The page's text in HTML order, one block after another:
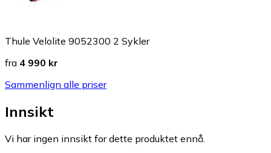
Thule Velolite 9052300 2 Sykler
fra 4 990 kr
Sammenlign alle priser
Innsikt
Vi har ingen innsikt for dette produktet ennå.